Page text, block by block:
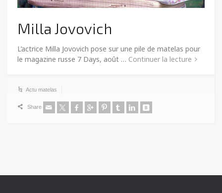
Milla Jovovich
L’actrice Milla Jovovich pose sur une pile de matelas pour
le magazine russe 7 Days, août … Continuer la lecture
Actu matelas
Share